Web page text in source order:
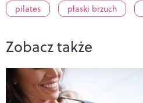
pilates płaski brzuch
Zobacz także